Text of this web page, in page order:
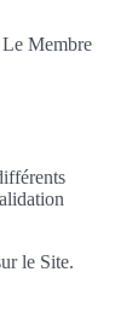
Membre
le Site.